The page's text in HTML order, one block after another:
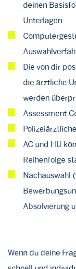
deinen
Unterlagen
Die von dir
die ärztliche
werden
Assessment
AC und HU
Reihenfolge
Nachauswahl
Absolvierung
Wenn du deine